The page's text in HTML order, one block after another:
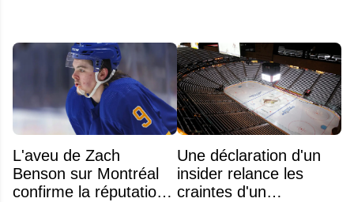
L'aveu de Zach
Benson sur Montréal
confirme la réputation
Une déclaration d'un
insider relance les
craintes d'un